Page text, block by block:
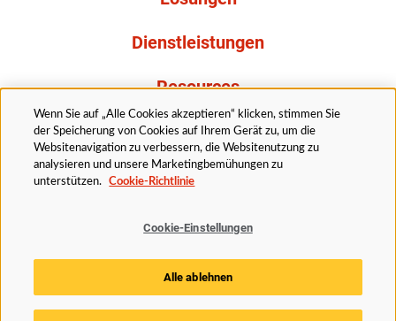
Dienstleistungen
Resources
Über uns
Rechtliches Datenschutzerklärung
Barrierefreiheit
Cookie Richtlinie
Cookie-Einstellungen
Wenn Sie auf „Alle Cookies akzeptieren“ klicken, stimmen Sie
der Speicherung von Cookies auf Ihrem Gerät zu, um die
Websitenavigation zu verbessern, die Websitenutzung zu
analysieren und unsere Marketingbemühungen zu
unterstützen.
Cookie-Richtlinie
Cookie-Einstellungen
Alle ablehnen